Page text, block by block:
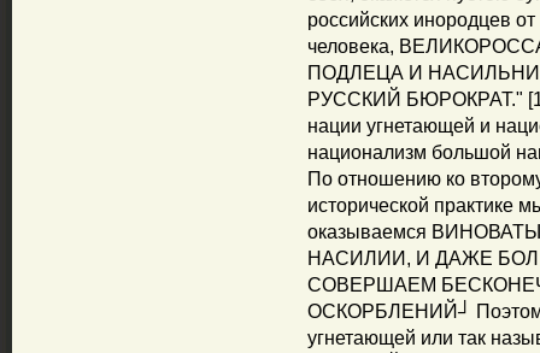
российских инородцев
человека,
ПОДЛЕЦА И
РУССКИЙ БЮРОКРАТ." [1]
нации угнетающей и
национализм большой
По отношению ко
исторической практике
оказываемся
НАСИЛИИ, И ДАЖЕ
СОВЕРШАЕМ
ОСКОРБЛЕНИЙ┘ Поэтому
угнетающей или так